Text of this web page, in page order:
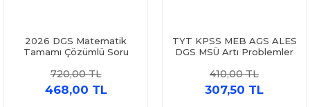
2026 DGS Matematik
Tamamı Çözümlü Soru
720,00 TL
468,00 TL
TYT KPSS MEB AGS ALES
DGS MSÜ Artı Problemler
Yayınları
410,00 TL
307,50 TL